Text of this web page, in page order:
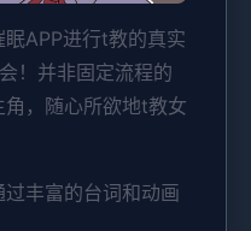
APP进行t教的真实
！并非固定流程的
，随心所欲地t教女
丰富的台词和动画